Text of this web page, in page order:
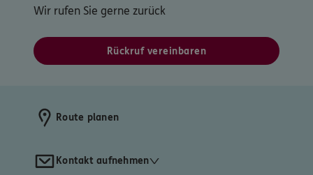
Wir rufen Sie gerne zurück
Rückruf vereinbaren
Route planen
Kontakt aufnehmen